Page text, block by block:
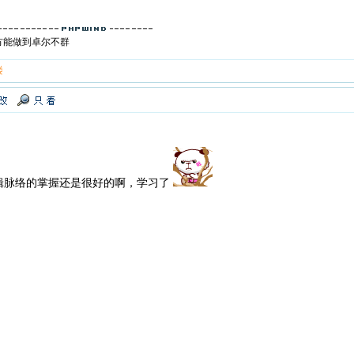
能做到卓尔不群
络的掌握还是很好的啊，学习了